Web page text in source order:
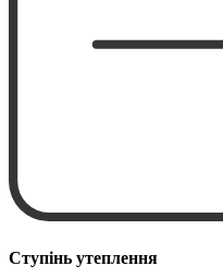
Ступінь утеплення